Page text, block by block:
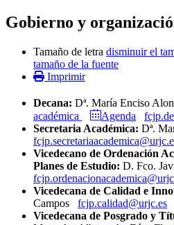
Gobierno y
Tamaño de letra disminuir el
tamaño de la fuente
Imprimir
Decana: Dª. María Enciso
académica
Agenda
Secretaria Académica: Dª.
Vicedecano de Ordenación
Planes de Estudio: D. Fco.
Vicedecana de Calidad e
Campos fcjp.calidad@urjc.es
Vicedecana de Posgrado y